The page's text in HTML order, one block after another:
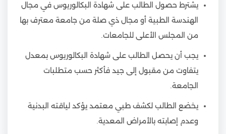
يشترط حصول الطالب على شهادة البكالوريوس في مجال
الهندسة الطبية أو مجال ذي صلة من جامعة معترف بها
من المجلس الأعلى للجامعات.
يجب أن يحصل الطالب على شهادة البكالوريوس بمعدل
يتفاوت من مقبول إلى جيد فأكثر حسب متطلبات
الجامعة.
يخضع الطالب لكشف طبي معتمد يؤكد لياقته البدنية
وعدم إصابته بالأمراض المعدية.